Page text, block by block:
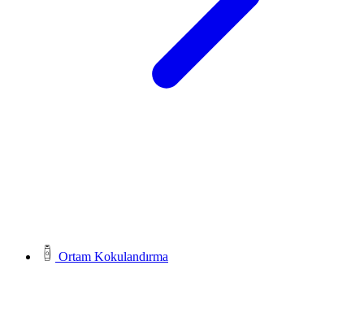
Ortam Kokulandırma